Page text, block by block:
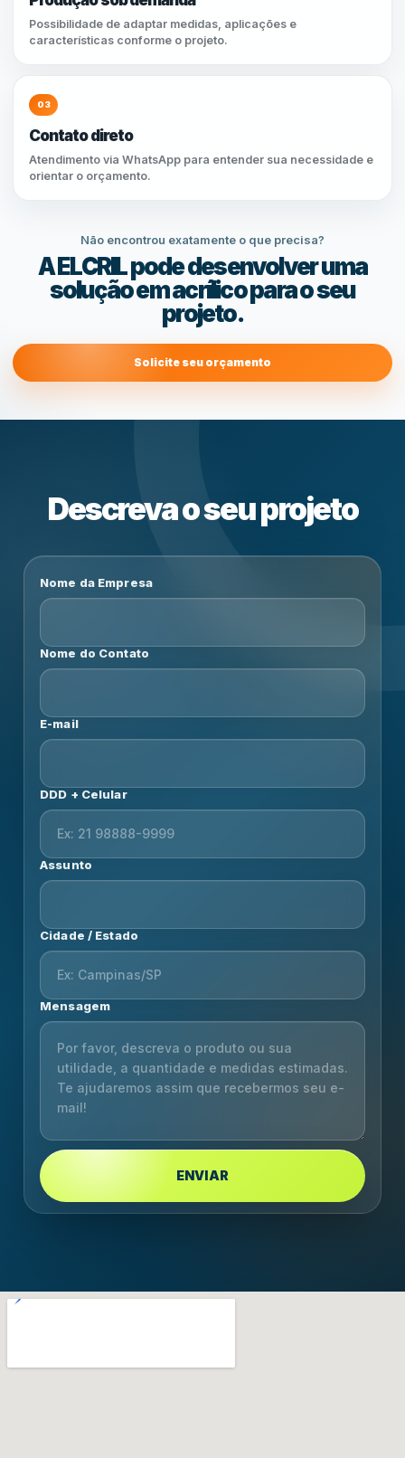
Possibilidade de adaptar medidas, aplicações e
características conforme o projeto.
03
Contato direto
Atendimento via WhatsApp para entender sua necessidade e
orientar o orçamento.
Não encontrou exatamente o que precisa?
A ELCRIL pode desenvolver uma
solução em acrílico para o seu
projeto.
Solicite seu orçamento
Descreva o seu projeto
Nome da Empresa
Nome do Contato
E-mail
DDD + Celular
Assunto
Cidade / Estado
Mensagem
ENVIAR